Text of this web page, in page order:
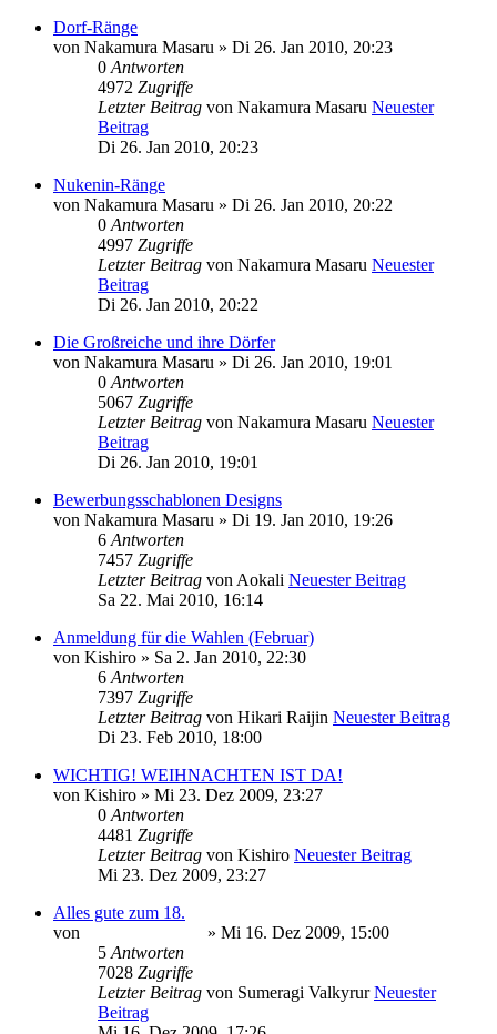
Dorf-Ränge
von Nakamura Masaru » Di 26. Jan 2010, 20:23
0 Antworten
4972 Zugriffe
Letzter Beitrag von Nakamura Masaru Neuester
Beitrag
Di 26. Jan 2010, 20:23
Nukenin-Ränge
von Nakamura Masaru » Di 26. Jan 2010, 20:22
0 Antworten
4997 Zugriffe
Letzter Beitrag von Nakamura Masaru Neuester
Beitrag
Di 26. Jan 2010, 20:22
Die Großreiche und ihre Dörfer
von Nakamura Masaru » Di 26. Jan 2010, 19:01
0 Antworten
5067 Zugriffe
Letzter Beitrag von Nakamura Masaru Neuester
Beitrag
Di 26. Jan 2010, 19:01
Bewerbungsschablonen Designs
von Nakamura Masaru » Di 19. Jan 2010, 19:26
6 Antworten
7457 Zugriffe
Letzter Beitrag von Aokali Neuester Beitrag
Sa 22. Mai 2010, 16:14
Anmeldung für die Wahlen (Februar)
von Kishiro » Sa 2. Jan 2010, 22:30
6 Antworten
7397 Zugriffe
Letzter Beitrag von Hikari Raijin Neuester Beitrag
Di 23. Feb 2010, 18:00
WICHTIG! WEIHNACHTEN IST DA!
von Kishiro » Mi 23. Dez 2009, 23:27
0 Antworten
4481 Zugriffe
Letzter Beitrag von Kishiro Neuester Beitrag
Mi 23. Dez 2009, 23:27
Alles gute zum 18.
von
» Mi 16. Dez 2009, 15:00
5 Antworten
7028 Zugriffe
Letzter Beitrag von Sumeragi Valkyrur Neuester
Beitrag